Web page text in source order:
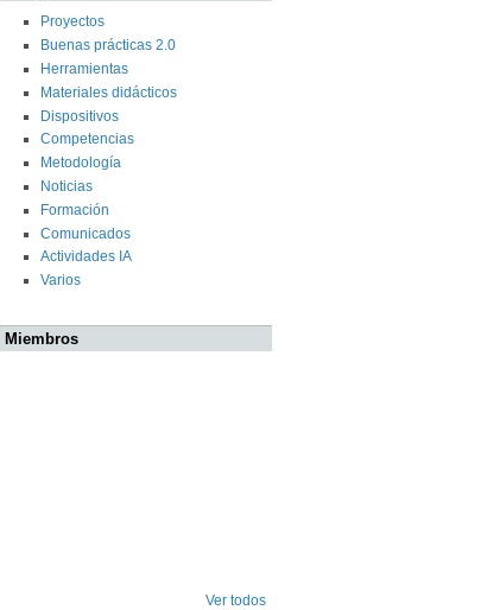
Proyectos
Buenas prácticas 2.0
Herramientas
Materiales didácticos
Dispositivos
Competencias
Metodología
Noticias
Formación
Comunicados
Actividades IA
Varios
Miembros
Ver todos